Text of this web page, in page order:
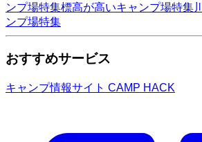
ンプ場特集標高が高いキャンプ場特集
ンプ場特集
おすすめサービス
キャンプ情報サイト CAMP HACK